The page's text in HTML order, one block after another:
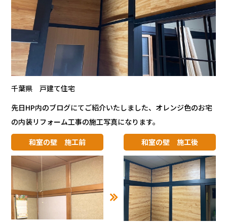
千葉県 戸建て住宅
先日HP内のブログにてご紹介いたしました、オレンジ色のお宅
の内装リフォーム工事の施工写真になります。
和室の壁 施工前
和室の壁 施工後